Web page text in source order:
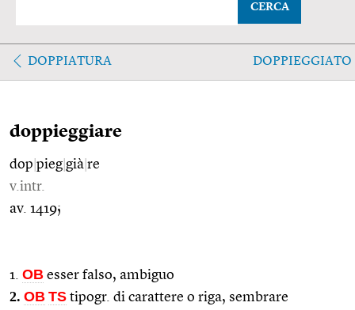
CERCA
DOPPIATURA DOPPIEGGIATO
doppieggiare
dop pieg già re
v.intr.
av. 1419;
1. OB esser falso, ambiguo
2. OB TS tipogr. di carattere o riga, sembrare